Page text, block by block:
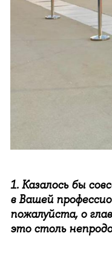
1. Казалось бы
в Вашей
пожалуйста, о
это столь